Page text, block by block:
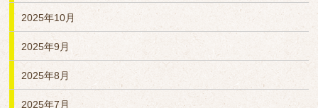
2025年10月
2025年9月
2025年8月
2025年7月